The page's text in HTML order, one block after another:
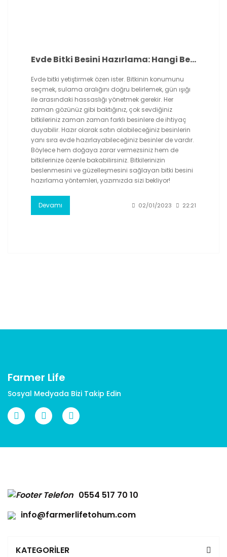
Evde Bitki Besini Hazırlama: Hangi Besinler Bitkilere İyi Gelir?
Evde bitki yetiştirmek özen ister. Bitkinin konumunu
seçmek, sulama aralığını doğru belirlemek, gün ışığı
ile arasındaki hassaslığı yönetmek gerekir. Her
zaman gözünüz gibi baktığınız, çok sevdiğiniz
bitkileriniz zaman zaman farklı besinlere de ihtiyaç
duyabilir. Hazır olarak satın alabileceğiniz besinlerin
yanı sıra evde hazırlayabileceğiniz besinler de vardır.
Böylece hem doğaya zarar vermezsiniz hem de
bitkilerinize özenle bakabilirsiniz. Bitkilerinizin
beslenmesini ve güzelleşmesini sağlayan bitki besini
hazırlama yöntemleri, yazımızda sizi bekliyor!
Devamı 02/01/2023 22:21
Farmer Life
Sosyal Medyada Bizi Takip Edin
0554 517 70 10
info@farmerlifetohum.com
KATEGORİLER